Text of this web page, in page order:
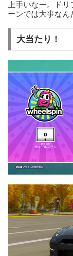
上手いなー。ド
ーンでは大事なん
大当たり！